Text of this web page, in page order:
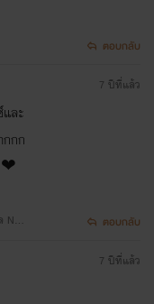
ตอบกลับ
ละ
กก
Nc
7 ปีที่แล้ว
ตอบกลับ
7 ปีที่แล้ว